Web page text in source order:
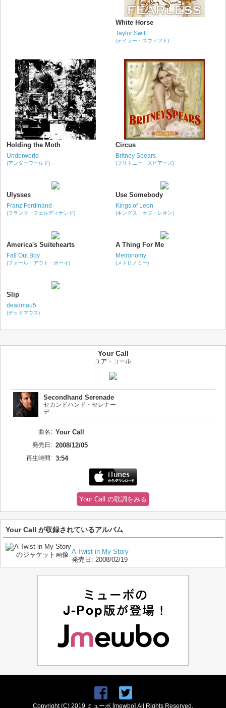
White Horse
Taylor Swift
(テイラー・スウィフト)
Holding the Moth
Underworld
(アンダーワールド)
Circus
Britney Spears
(ブリトニー・スピアーズ)
Ulysses
Franz Ferdinand
(フランツ・フェルディナンド)
Use Somebody
Kings of Leon
(キングス・オブ・レオン)
America's Suitehearts
Fall Out Boy
(フォール・アウト・ボーイ)
A Thing For Me
Metronomy
(メトロノミー)
Slip
deadmau5
(デッドマウス)
Your Call
ユア・コール
Secondhand Serenade
セカンドハンド・セレナー
デ
曲名: Your Call
発売日: 2008/12/05
再生時間: 3:54
Your Call の歌詞をみる
Your Call が収録されているアルバム
A Twist in My Story
発売日: 2008/02/19
Copyright (C) 2019 ミューボ [mewbo] All Rights Reserved.